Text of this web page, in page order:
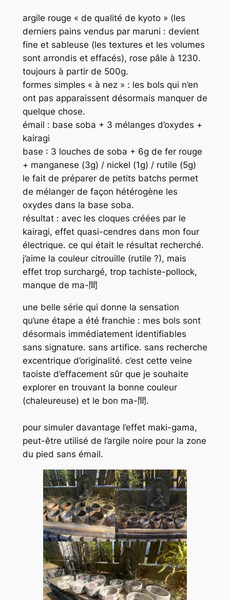
argile rouge « de qualité de kyoto » (les
derniers pains vendus par maruni : devient
fine et sableuse (les textures et les volumes
sont arrondis et effacés), rose pâle à 1230.
toujours à partir de 500g.
formes simples « à nez » : les bols qui n’en
ont pas apparaissent désormais manquer de
quelque chose.
émail : base soba + 3 mélanges d’oxydes +
kairagi
base : 3 louches de soba + 6g de fer rouge
+ manganese (3g) / nickel (1g) / rutile (5g)
le fait de préparer de petits batchs permet
de mélanger de façon hétérogène les
oxydes dans la base soba.
résultat : avec les cloques créées par le
kairagi, effet quasi-cendres dans mon four
électrique. ce qui était le résultat recherché.
j’aime la couleur citrouille (rutile ?), mais
effet trop surchargé, trop tachiste-pollock,
manque de ma-間
une belle série qui donne la sensation
qu’une étape a été franchie : mes bols sont
désormais immédiatement identifiables
sans signature. sans artifice. sans recherche
excentrique d’originalité. c’est cette veine
taoiste d’effacement sûr que je souhaite
explorer en trouvant la bonne couleur
(chaleureuse) et le bon ma-間.
pour simuler davantage l’effet maki-gama,
peut-être utilisé de l’argile noire pour la zone
du pied sans émail.